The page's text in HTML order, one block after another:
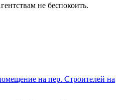
не беспокоить.
на пер. Строителей на